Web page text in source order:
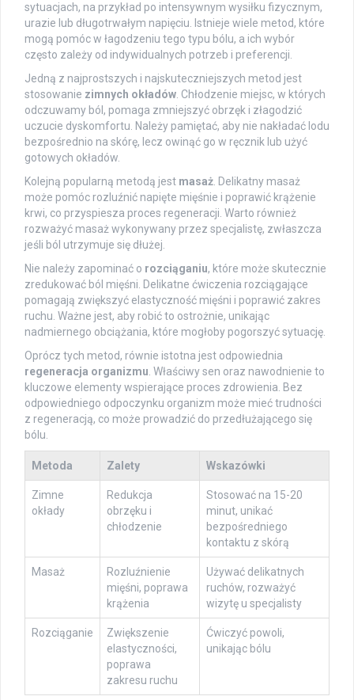
sytuacjach, na przykład po intensywnym wysiłku fizycznym,
urazie lub długotrwałym napięciu. Istnieje wiele metod, które
mogą pomóc w łagodzeniu tego typu bólu, a ich wybór
często zależy od indywidualnych potrzeb i preferencji.
Jedną z najprostszych i najskuteczniejszych metod jest
stosowanie zimnych okładów. Chłodzenie miejsc, w których
odczuwamy ból, pomaga zmniejszyć obrzęk i złagodzić
uczucie dyskomfortu. Należy pamiętać, aby nie nakładać lodu
bezpośrednio na skórę, lecz owinąć go w ręcznik lub użyć
gotowych okładów.
Kolejną popularną metodą jest masaż. Delikatny masaż
może pomóc rozluźnić napięte mięśnie i poprawić krążenie
krwi, co przyspiesza proces regeneracji. Warto również
rozważyć masaż wykonywany przez specjalistę, zwłaszcza
jeśli ból utrzymuje się dłużej.
Nie należy zapominać o rozciąganiu, które może skutecznie
zredukować ból mięśni. Delikatne ćwiczenia rozciągające
pomagają zwiększyć elastyczność mięśni i poprawić zakres
ruchu. Ważne jest, aby robić to ostrożnie, unikając
nadmiernego obciążania, które mogłoby pogorszyć sytuację.
Oprócz tych metod, równie istotna jest odpowiednia
regeneracja organizmu. Właściwy sen oraz nawodnienie to
kluczowe elementy wspierające proces zdrowienia. Bez
odpowiedniego odpoczynku organizm może mieć trudności
z regeneracją, co może prowadzić do przedłużającego się
bólu.
Metoda Zalety Wskazówki
Zimne
okłady
Redukcja
obrzęku i
chłodzenie
Stosować na 15-20
minut, unikać
bezpośredniego
kontaktu z skórą
Masaż
Rozluźnienie
mięśni, poprawa
krążenia
Używać delikatnych
ruchów, rozważyć
wizytę u specjalisty
Rozciąganie
Zwiększenie
elastyczności,
poprawa
zakresu ruchu
Ćwiczyć powoli,
unikając bólu